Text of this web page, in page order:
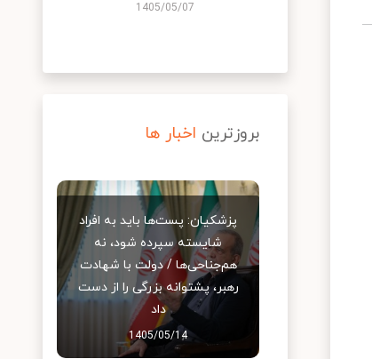
1405/05/07
بروزترین اخبار ها
پزشکیان: پست‌ها باید به افراد
شایسته سپرده شود، نه
هم‌جناحی‌ها / دولت با شهادت
رهبر، پشتوانه بزرگی را از دست
داد
1405/05/14